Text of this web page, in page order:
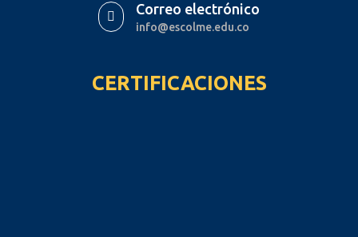
 Correo electrónico
info@escolme.edu.co
CERTIFICACIONES